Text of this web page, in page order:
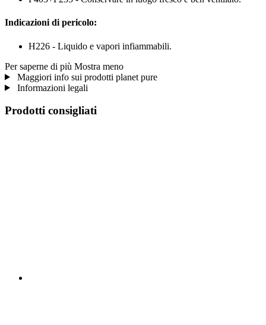
Indicazioni di pericolo:
H226 - Liquido e vapori infiammabili.
Per saperne di più Mostra meno
Maggiori info sui prodotti planet pure
Informazioni legali
Prodotti consigliati